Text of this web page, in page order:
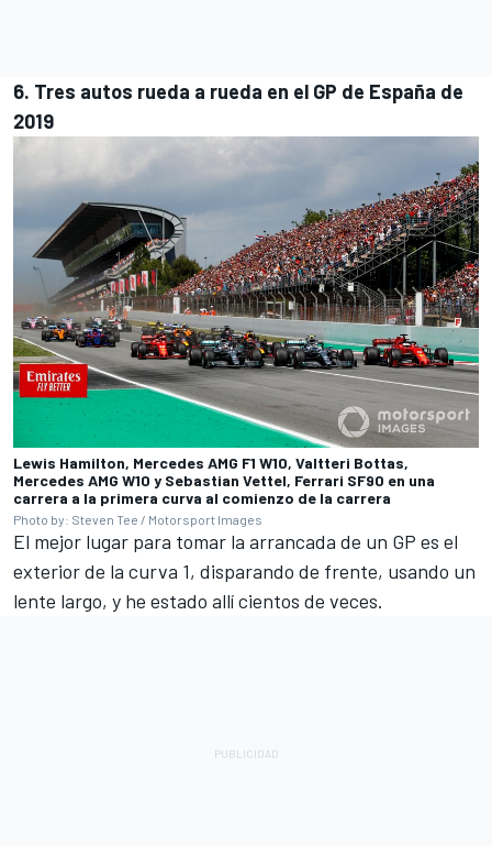
6. Tres autos rueda a rueda en el GP de España de
2019
Lewis Hamilton, Mercedes AMG F1 W10, Valtteri Bottas,
Mercedes AMG W10 y Sebastian Vettel, Ferrari SF90 en una
carrera a la primera curva al comienzo de la carrera
Photo by: Steven Tee / Motorsport Images
El mejor lugar para tomar la arrancada de un GP es el
exterior de la curva 1, disparando de frente, usando un
lente largo, y he estado allí cientos de veces.